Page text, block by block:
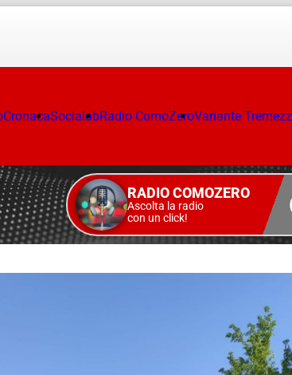
CronacaSocialabRadio ComoZeroVariante
RADIO COMOZERO
Ascolta la radio
con un click!